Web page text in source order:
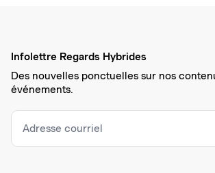
Infolettre Regards Hybrides
Des nouvelles ponctuelles sur nos
événements.